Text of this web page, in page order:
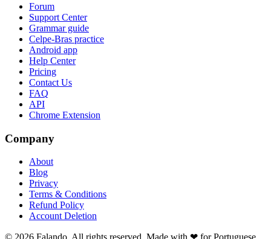
Forum
Support Center
Grammar guide
Celpe-Bras practice
Android app
Help Center
Pricing
Contact Us
FAQ
API
Chrome Extension
Company
About
Blog
Privacy
Terms & Conditions
Refund Policy
Account Deletion